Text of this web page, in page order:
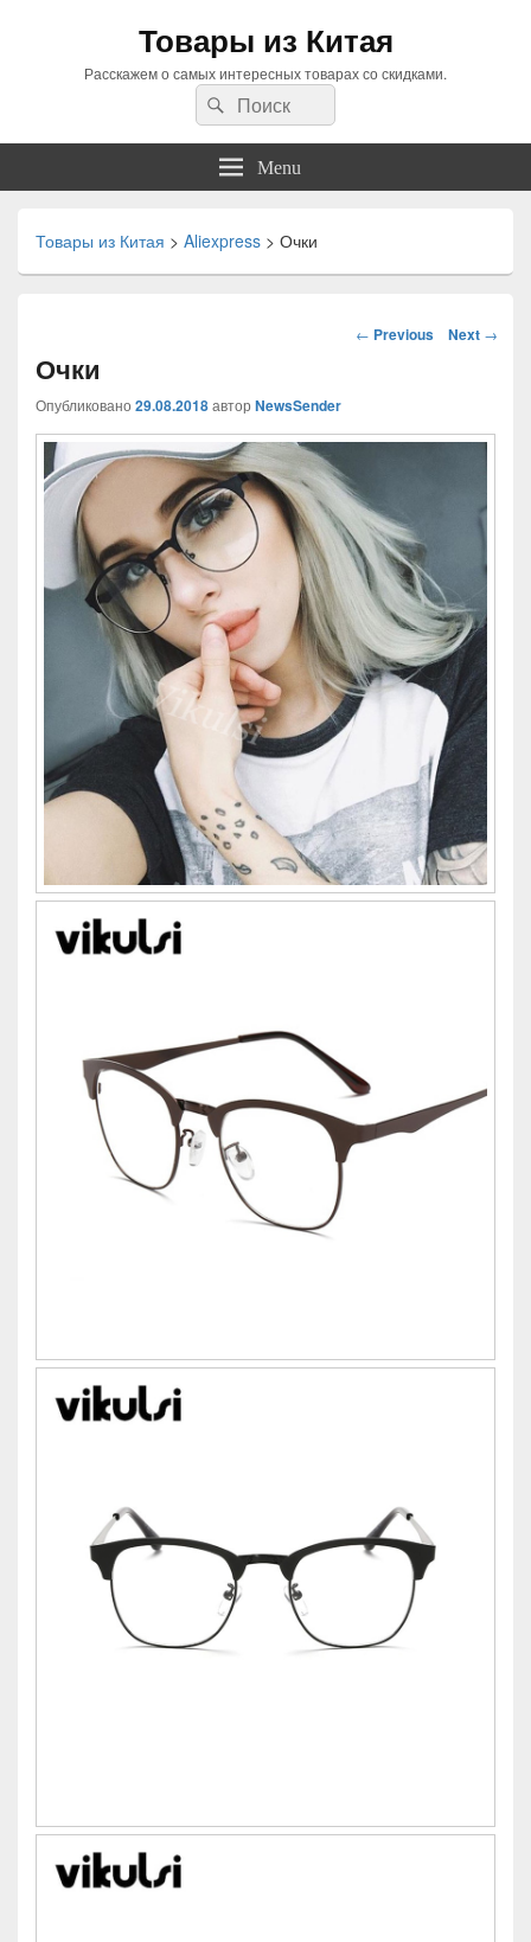
Товары из Китая
Расскажем о самых интересных товарах со скидками.
Search
for:
Search
Menu
Товары из Китая > Aliexpress > Очки
Навигация
← Previous Next →
Очки
Опубликовано 29.08.2018автор NewsSender